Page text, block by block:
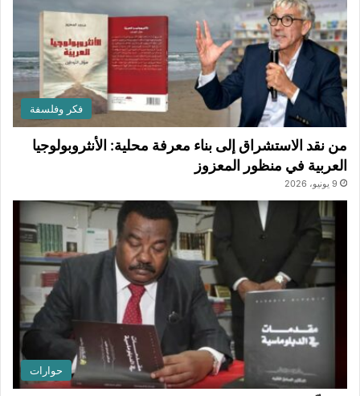
فكر وفلسفة
من نقد الاستشراق إلى بناء معرفة محلية: الأنثروبولوجيا
العربية في منظور المعزوز
9 يونيو، 2026
حوارات